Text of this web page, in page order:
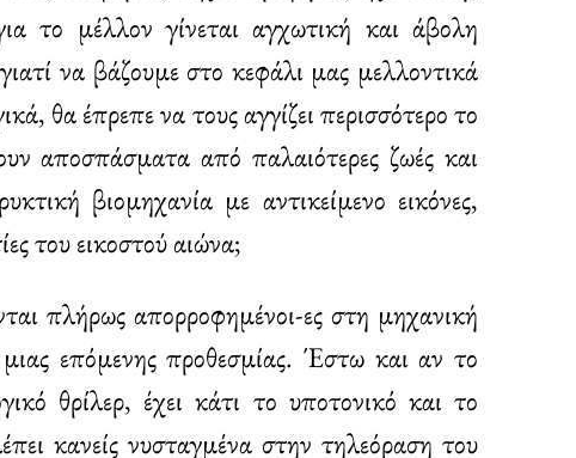
το μέλλον γίνεται αγχωτική και άβολη
να βάζουμε στο κεφάλι μας μελλοντικά
θα έπρεπε να τους αγγίζει περισσότερο το
αποσπάσματα από παλαιότερες ζωές και
βιομηχανία με αντικείμενο εικόνες,
του εικοστού αιώνα;
πλήρως απορροφημένοι-ες στη μηχανική
επόμενης προθεσμίας. Έστω και αν το
θρίλερ, έχει κάτι το υποτονικό και το
κανείς νυσταγμένα στην τηλεόραση του